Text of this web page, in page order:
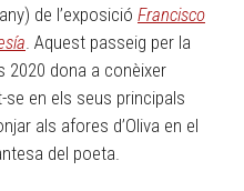
de l’exposició Francisco
. Aquest passeig per la
2020 dona a conèixer
se en els seus principals
als afores d’Oliva en el
del poeta.